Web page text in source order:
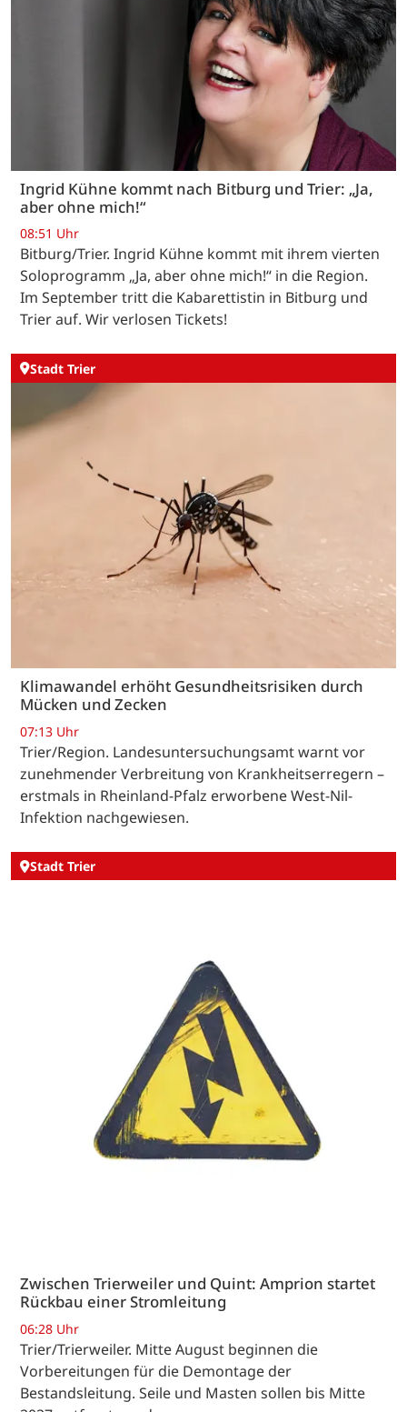
Ingrid Kühne kommt nach Bitburg und Trier: „Ja,
aber ohne mich!“
08:51 Uhr
Bitburg/Trier. Ingrid Kühne kommt mit ihrem vierten
Soloprogramm „Ja, aber ohne mich!“ in die Region.
Im September tritt die Kabarettistin in Bitburg und
Trier auf. Wir verlosen Tickets!
Stadt Trier
Klimawandel erhöht Gesundheitsrisiken durch
Mücken und Zecken
07:13 Uhr
Trier/Region. Landesuntersuchungsamt warnt vor
zunehmender Verbreitung von Krankheitserregern –
erstmals in Rheinland-Pfalz erworbene West-Nil-
Infektion nachgewiesen.
Stadt Trier
Zwischen Trierweiler und Quint: Amprion startet
Rückbau einer Stromleitung
06:28 Uhr
Trier/Trierweiler. Mitte August beginnen die
Vorbereitungen für die Demontage der
Bestandsleitung. Seile und Masten sollen bis Mitte